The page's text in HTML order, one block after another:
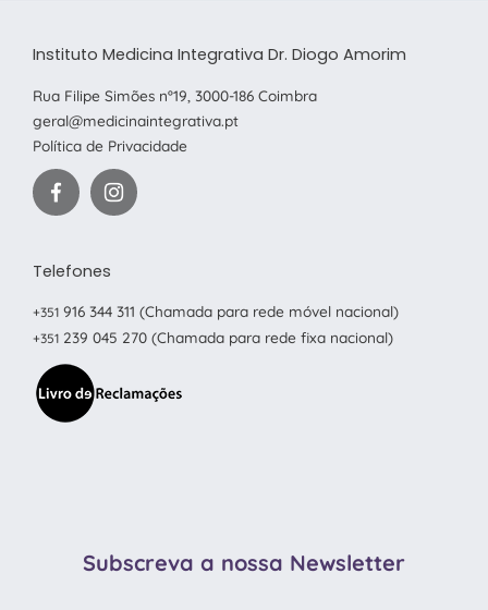
Instituto Medicina Integrativa Dr. Diogo Amorim
Rua Filipe Simões nº19, 3000-186 Coimbra
geral@medicinaintegrativa.pt
Política de Privacidade
Telefones
+351 916 344 311 (Chamada para rede móvel nacional)
+351 239 045 270 (Chamada para rede fixa nacional)
Subscreva a nossa Newsletter